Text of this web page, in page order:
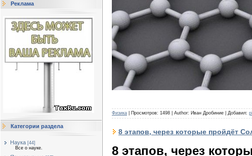
Реклама
Категории раздела
Наука [44]
Все о науке.
Физика | Просмотров: 1498 | Author: Иван Дробиние | Добавил:
8 этапов, через которые пройдёт
8 этапов, через